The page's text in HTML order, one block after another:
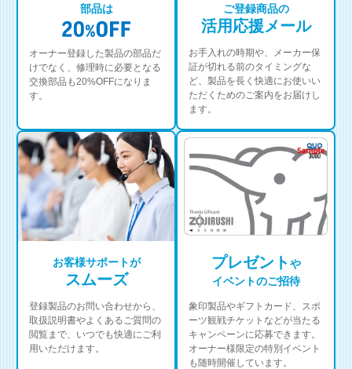
部品は
オーナー登録した製品の部品だ
けでなく、修理時に必要となる
交換部品も20%OFFになりま
す。
ご登録商品の
活用応援メール
お手入れの時期や、メーカー保
証が切れる前のタイミングな
ど、製品を長く快適にお使いい
ただくためのご案内をお届けし
ます。
お客様サポートが
スムーズ
登録製品のお問い合わせから、
取扱説明書やよくあるご質問の
閲覧まで、いつでも快適にご利
用いただけます。
プレゼントや
イベントのご招待
象印製品やギフトカード、スポ
ーツ観戦チケットなどが当たる
キャンペーンに応募できます。
オーナー様限定の特別イベント
も随時開催しています。